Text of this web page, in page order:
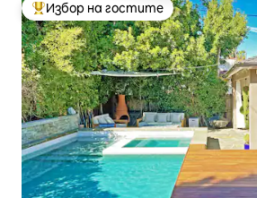
Най-популярен избор на гостите
Избор на гостите